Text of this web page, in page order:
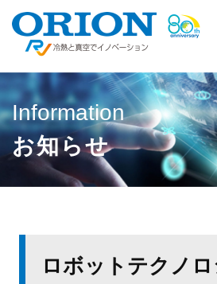
Information
お知らせ
ロボットテクノ